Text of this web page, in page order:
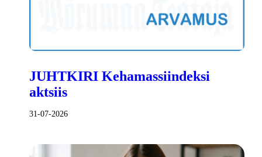
JUHTKIRI Kehamassiindeksi
aktsiis
31-07-2026